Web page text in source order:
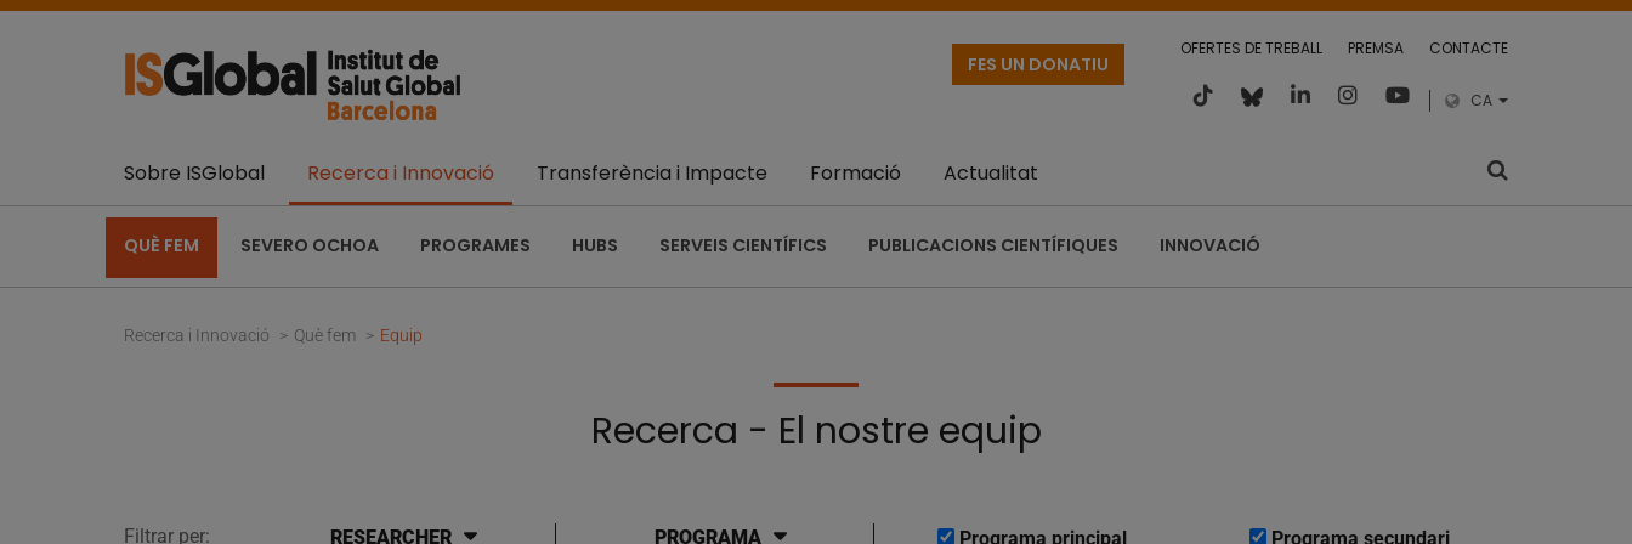
OFERTES DE TREBALL PREMSA CONTACTE
CA
FES UN DONATIU
Sobre ISGlobal Recerca i Innovació
QUÈ FEM SEVERO OCHOA PROGRAMES HUBS SERVEIS CIENTÍFICS PUBLICACIONS CIENTÍFIQUES INNOVACIÓ
Transferència i Impacte Formació Actualitat
Recerca i Innovació Què fem Equip
Recerca - El nostre equip
Filtrar per: RESEARCHER PROGRAMA Programa principal Programa secundari